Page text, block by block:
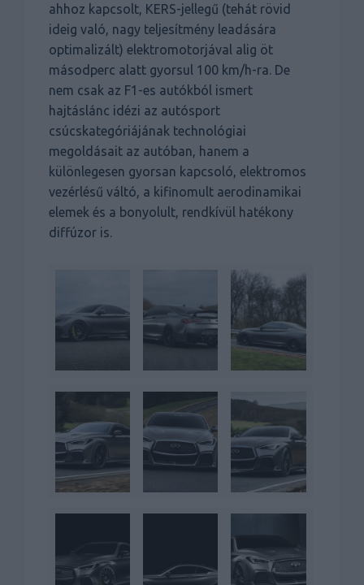
ahhoz kapcsolt, KERS-jellegű (tehát rövid
ideig való, nagy teljesítmény leadására
optimalizált) elektromotorjával alig öt
másodperc alatt gyorsul 100 km/h-ra. De
nem csak az F1-es autókból ismert
hajtáslánc idézi az autósport
csúcskategóriájának technológiai
megoldásait az autóban, hanem a
különlegesen gyorsan kapcsoló, elektromos
vezérlésű váltó, a kifinomult aerodinamikai
elemek és a bonyolult, rendkívül hatékony
diffúzor is.